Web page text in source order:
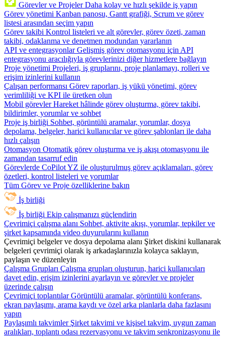
Görevler ve Projeler Daha kolay ve hızlı şekilde iş yapın
Görev yönetimi Kanban panosu, Gantt grafiği, Scrum ve görev
listesi arasından seçim yapın
Görev takibi Kontrol listeleri ve alt görevler, görev özeti, zaman
takibi, odaklanma ve denetmen modundan yararlanın
API ve entegrasyonlar Gelişmiş görev otomasyonu için API
entegrasyonu aracılığıyla görevlerinizi diğer hizmetlere bağlayın
Proje yönetimi Projeleri, iş gruplarını, proje planlamayı, rolleri ve
erişim izinlerini kullanın
Çalışan performansı Görev raporları, iş yükü yönetimi, görev
verimliliği ve KPI ile üretken olun
Mobil görevler Hareket hâlinde görev oluşturma, görev takibi,
bildirimler, yorumlar ve sohbet
Proje iş birliği Sohbet, görüntülü aramalar, yorumlar, dosya
depolama, belgeler, harici kullanıcılar ve görev şablonları ile daha
hızlı çalışın
Otomasyon Otomatik görev oluşturma ve iş akışı otomasyonu ile
zamandan tasarruf edin
Görevlerde CoPilotYZ ile oluşturulmuş görev açıklamaları, görev
özetleri, kontrol listeleri ve yorumlar
Tüm Görev ve Proje özelliklerine bakın
İş birliği
İş birliği Ekip çalışmanızı güçlendirin
Çevrimiçi çalışma alanı Sohbet, aktivite akışı, yorumlar, tepkiler ve
şirket kapsamında video duyurularını kullanın
Çevrimiçi belgeler ve dosya depolama alanı Şirket diskini kullanarak
belgeleri çevrimiçi olarak iş arkadaşlarınızla kolayca saklayın,
paylaşın ve düzenleyin
Çalışma Grupları Çalışma grupları oluşturun, harici kullanıcıları
davet edin, erişim izinlerini ayarlayın ve görevler ve projeler
üzerinde çalışın
Çevrimiçi toplantılar Görüntülü aramalar, görüntülü konferans,
ekran paylaşımı, arama kaydı ve özel arka planlarla daha fazlasını
yapın
Paylaşımlı takvimler Şirket takvimi ve kişisel takvim, uygun zaman
aralıkları, toplantı odası rezervasyonu ve takvim senkronizasyonu ile